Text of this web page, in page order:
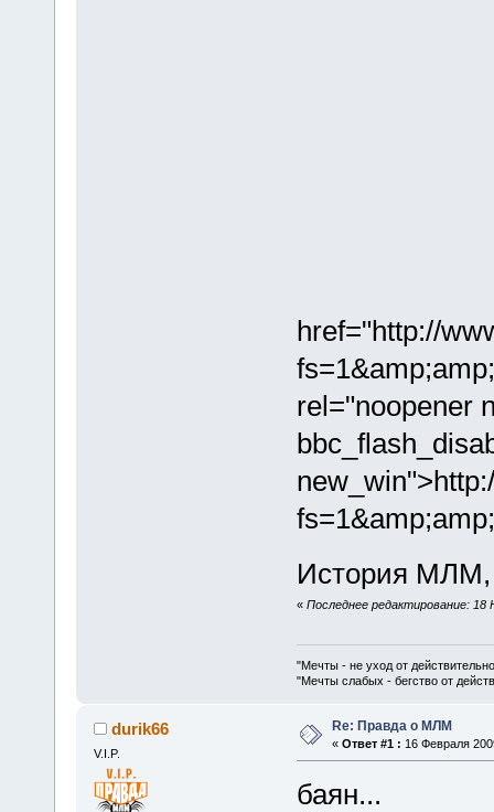
href="http://
rel="noopener
История МЛМ,
« Последнее редактирование: 18
"Мечты - не уход от
"Мечты слабых - бегство от
durik66
V.I.P.
Re: Правда о МЛМ
« Ответ #1 : 16 Февраля
баян...